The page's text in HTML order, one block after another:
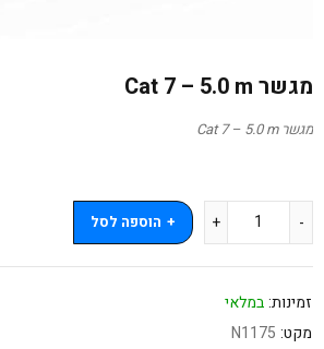
מגשר Cat 7 – 5.0 m
מגשר Cat 7 – 5.0 m
הוספה לסל
זמינות:במלאי
מקט: N1175